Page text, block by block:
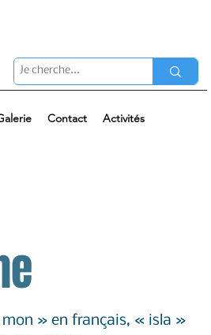
Contact Activités
» en français, « isla »